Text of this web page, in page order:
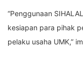
“Penggunaan
kesiapan para pihak
pelaku usaha UMK,”